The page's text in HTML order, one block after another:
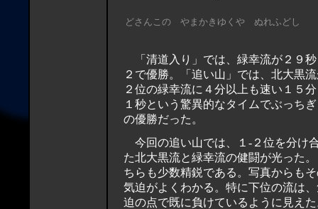
どさんこの やまかきゆくや ぬれふどし
「清道入り」では、緑幸流が２９
２で優勝。「追い山」では、北大黒
２位の緑幸流に４分以上も速い１５
１秒という驚異的なタイムでぶっち
の優勝だった。
今回の追い山では、１-２位を分け
た北大黒流と緑幸流の健闘が光った
ちらも少数精鋭である。写真からも
気迫がよくわかる。特に下位の流は
迫の点で既に負けているように見え